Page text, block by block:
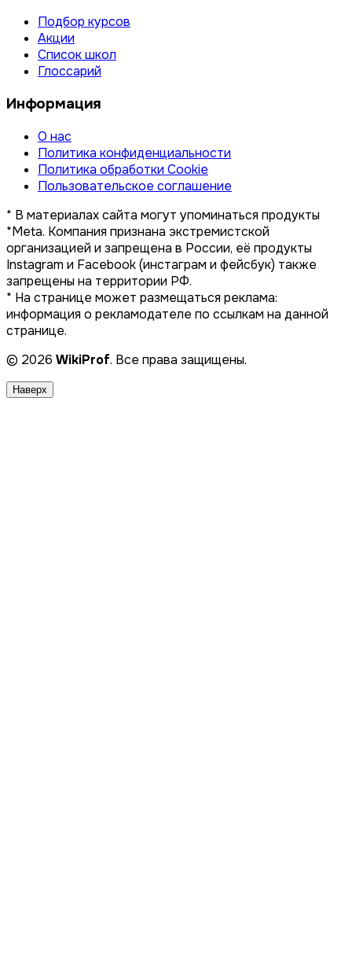
Подбор курсов
Акции
Список школ
Глоссарий
Информация
О нас
Политика конфиденциальности
Политика обработки Cookie
Пользовательское соглашение
* В материалах сайта могут упоминаться продукты
*Meta. Компания признана экстремистской
организацией и запрещена в России, её продукты
Instagram и Facebook (инстаграм и фейсбук) также
запрещены на территории РФ.
* На странице может размещаться реклама:
информация о рекламодателе по ссылкам на данной
странице.
© 2026 WikiProf. Все права защищены.
Наверх